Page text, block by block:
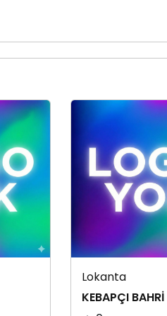
Lokanta
KEBAPÇI